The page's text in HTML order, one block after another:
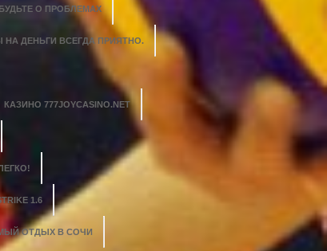
О ПРОБЛЕМАХ
ДЕНЬГИ ВСЕГДА ПРИЯТНО.
КАЗИНО 777JOYCASINO.NET
1.6
ОТДЫХ В СОЧИ